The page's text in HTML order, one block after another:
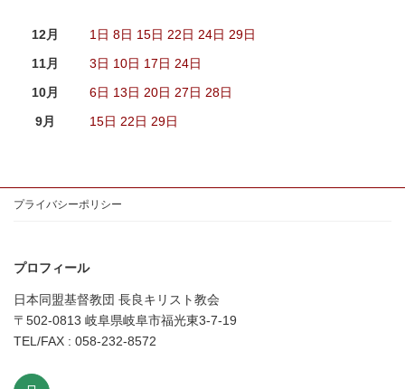
12月 1日 8日 15日 22日 24日 29日
11月
3日 10日 17日 24日
10月
6日 13日 20日 27日 28日
9月
15日 22日 29日
プライバシーポリシー
プロフィール
日本同盟基督教団 長良キリスト教会
〒502-0813 岐阜県岐阜市福光東3-7-19
TEL/FAX : 058-232-8572